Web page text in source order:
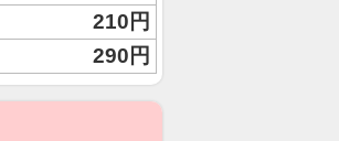
210円
290円